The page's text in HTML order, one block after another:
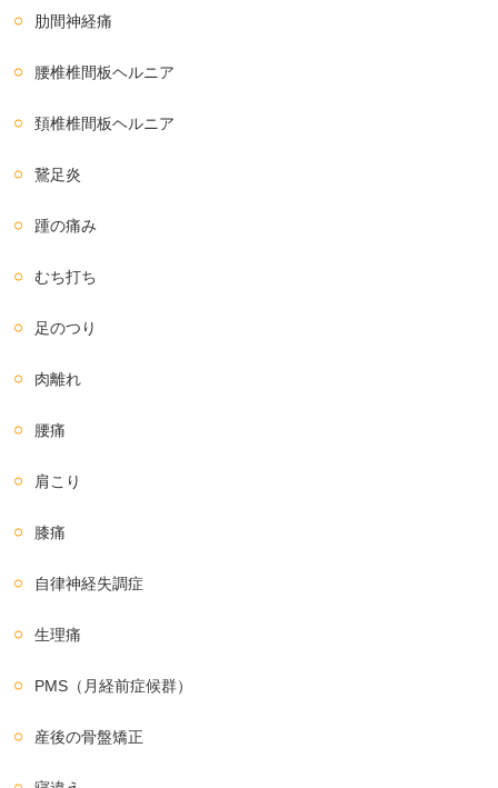
肋間神経痛
腰椎椎間板ヘルニア
頚椎椎間板ヘルニア
鵞足炎
踵の痛み
むち打ち
足のつり
肉離れ
腰痛
肩こり
膝痛
自律神経失調症
生理痛
PMS（月経前症候群）
産後の骨盤矯正